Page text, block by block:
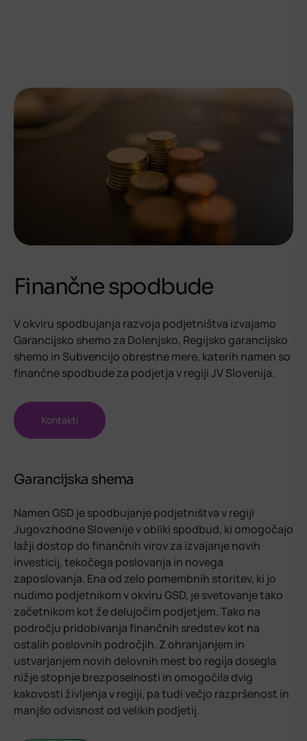
Finančne spodbude
V okviru spodbujanja razvoja podjetništva izvajamo
Garancijsko shemo za Dolenjsko, Regijsko garancijsko
shemo in Subvencijo obrestne mere, katerih namen so
finančne spodbude za podjetja v regiji JV Slovenija.
Kontakti
Garancijska shema
Namen GSD je spodbujanje podjetništva v regiji
Jugovzhodne Slovenije v obliki spodbud, ki omogočajo
lažji dostop do finančnih virov za izvajanje novih
investicij, tekočega poslovanja in novega
zaposlovanja. Ena od zelo pomembnih storitev, ki jo
nudimo podjetnikom v okviru GSD, je svetovanje tako
začetnikom kot že delujočim podjetjem. Tako na
področju pridobivanja finančnih sredstev kot na
ostalih poslovnih področjih. Z ohranjanjem in
ustvarjanjem novih delovnih mest bo regija dosegla
nižje stopnje brezposelnosti in omogočila dvig
kakovosti življenja v regiji, pa tudi večjo razpršenost in
manjšo odvisnost od velikih podjetij.